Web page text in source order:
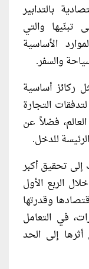
بالتدابير
تبنّيها والتي
الأساسية
والسفر.
ركائز أساسية
التجارة
فضلاً عن
للدخل.
تحقيق أكبر
الربع الأول
وقدرتها
في التعامل
إلى الحد